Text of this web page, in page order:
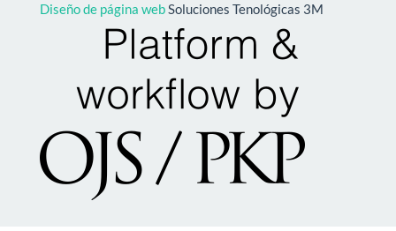
Diseño de página webSoluciones Tenológicas 3M